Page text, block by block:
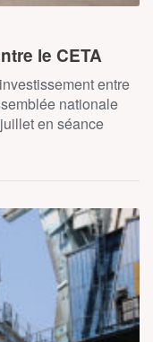
le CETA
entre
nationale
en séance